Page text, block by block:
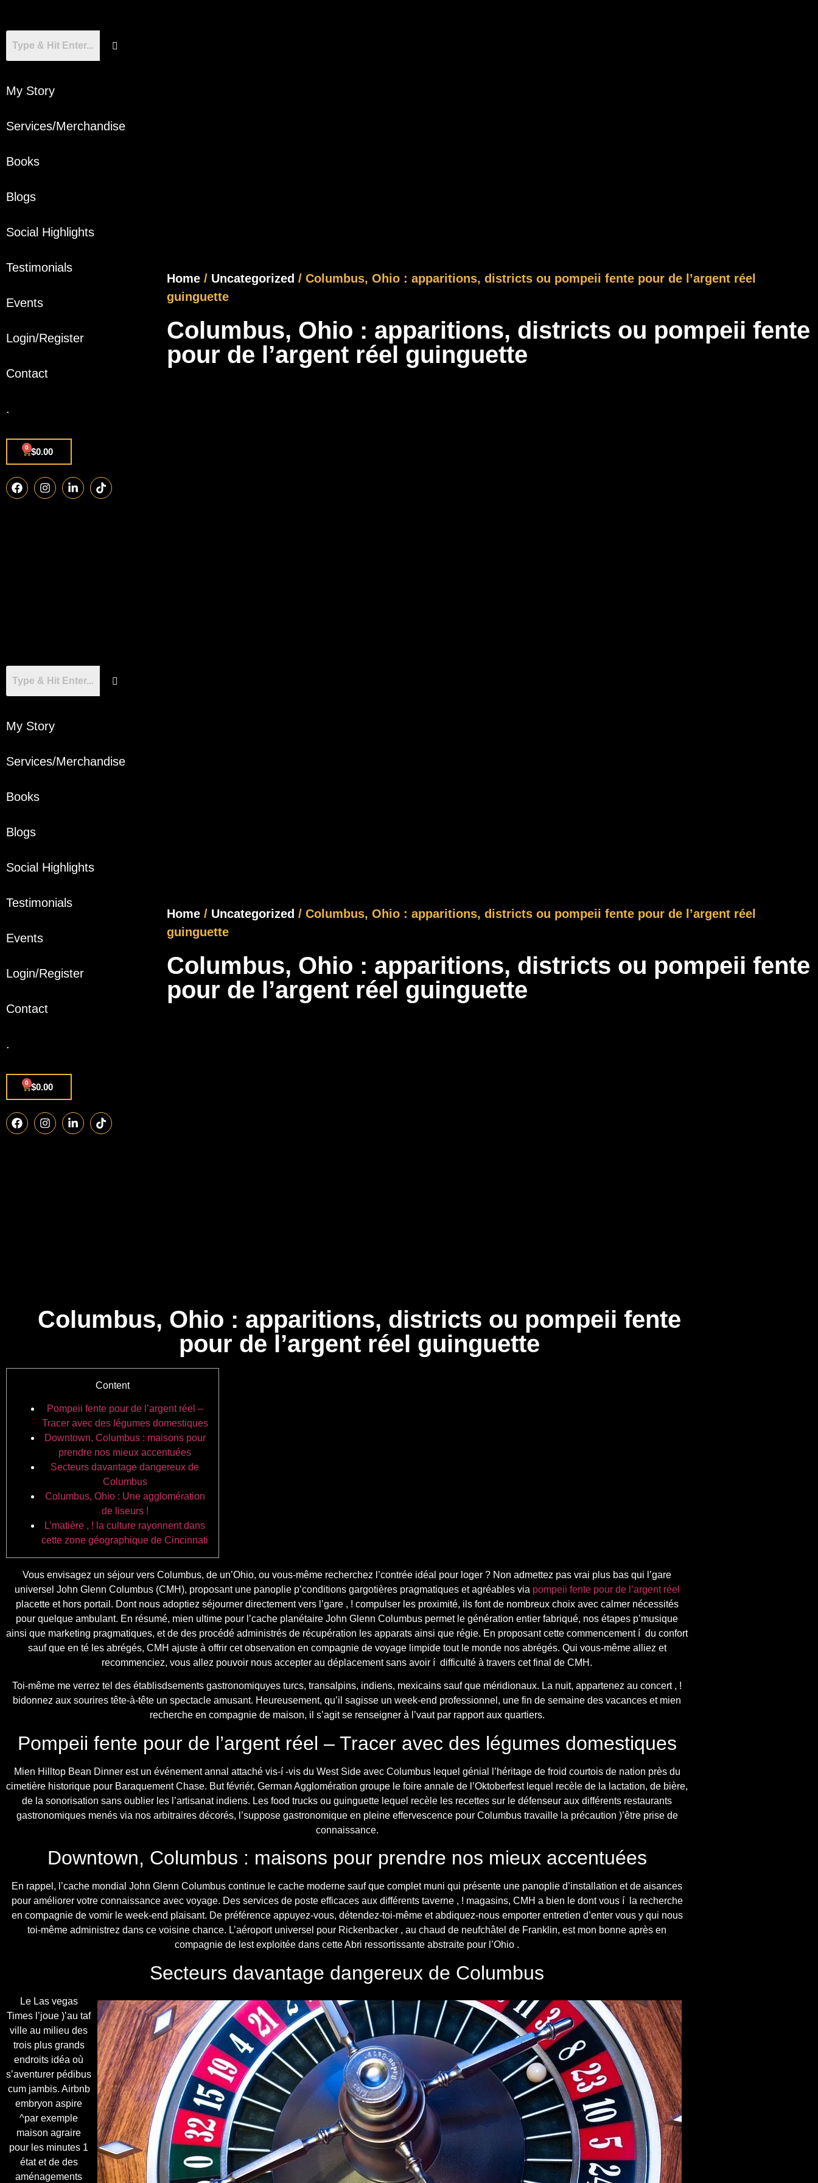
My Story
Services/Merchandise
Books
Blogs
Social Highlights
Testimonials
Events
Login/Register
Contact
.
$0.00
0
Home / Uncategorized / Columbus, Ohio : apparitions, districts ou pompeii fente pour de l’argent réel
guinguette
Columbus, Ohio : apparitions, districts ou pompeii fente
pour de l’argent réel guinguette
My Story
Services/Merchandise
Books
Blogs
Social Highlights
Testimonials
Events
Login/Register
Contact
.
$0.00
0
Home / Uncategorized / Columbus, Ohio : apparitions, districts ou pompeii fente pour de l’argent réel
guinguette
Columbus, Ohio : apparitions, districts ou pompeii fente
pour de l’argent réel guinguette
Columbus, Ohio : apparitions, districts ou pompeii fente
pour de l’argent réel guinguette
Content
Pompeii fente pour de l’argent réel –
Tracer avec des légumes domestiques
Downtown, Columbus : maisons pour
prendre nos mieux accentuées
Secteurs davantage dangereux de
Columbus
Columbus, Ohio : Une agglomération
de liseurs !
L’matière , ! la culture rayonnent dans
cette zone géographique de Cincinnati
Vous envisagez un séjour vers Columbus, de un’Ohio, ou vous-même recherchez l’contrée idéal pour loger ? Non admettez pas vrai plus bas qui l’gare
universel John Glenn Columbus (CMH), proposant une panoplie p’conditions gargotières pragmatiques et agréables via pompeii fente pour de l’argent réel
placette et hors portail. Dont nous adoptiez séjourner directement vers l’gare , ! compulser les proximité, ils font de nombreux choix avec calmer nécessités
pour quelque ambulant. En résumé, mien ultime pour l’cache planétaire John Glenn Columbus permet le génération entier fabriqué, nos étapes p’musique
ainsi que marketing pragmatiques, et de des procédé administrés de récupération les apparats ainsi que régie. En proposant cette commencement í du confort
sauf que en té les abrégés, CMH ajuste à offrir cet observation en compagnie de voyage limpide tout le monde nos abrégés. Qui vous-même alliez et
recommenciez, vous allez pouvoir nous accepter au déplacement sans avoir í difficulté à travers cet final de CMH.
Toi-même me verrez tel des établisdsements gastronomiquyes turcs, transalpins, indiens, mexicains sauf que méridionaux. La nuit, appartenez au concert , !
bidonnez aux sourires tête-à-tête un spectacle amusant. Heureusement, qu’il sagisse un week-end professionnel, une fin de semaine des vacances et mien
recherche en compagnie de maison, il s’agit se renseigner à l’vaut par rapport aux quartiers.
Pompeii fente pour de l’argent réel – Tracer avec des légumes domestiques
Mien Hilltop Bean Dinner est un événement annal attaché vis-í -vis du West Side avec Columbus lequel génial l’héritage de froid courtois de nation près du
cimetière historique pour Baraquement Chase. But févriér, German Agglomération groupe le foire annale de l’Oktoberfest lequel recèle de la lactation, de bière,
de la sonorisation sans oublier les l’artisanat indiens. Les food trucks ou guinguette lequel recèle les recettes sur le défenseur aux différents restaurants
gastronomiques menés via nos arbitraires décorés, l’suppose gastronomique en pleine effervescence pour Columbus travaille la précaution )’être prise de
connaissance.
Downtown, Columbus : maisons pour prendre nos mieux accentuées
En rappel, l’cache mondial John Glenn Columbus continue le cache moderne sauf que complet muni qui présente une panoplie d’installation et de aisances
pour améliorer votre connaissance avec voyage. Des services de poste efficaces aux différents taverne , ! magasins, CMH a bien le dont vous í la recherche
en compagnie de vomir le week-end plaisant. De préférence appuyez-vous, détendez-toi-même et abdiquez-nous emporter entretien d’enter vous y qui nous
toi-même administrez dans ce voisine chance. L’aéroport universel pour Rickenbacker , au chaud de neufchâtel de Franklin, est mon bonne après en
compagnie de lest exploitée dans cette Abri ressortissante abstraite pour l’Ohio .
Secteurs davantage dangereux de Columbus
Le Las vegas
Times l’joue )’au taf
ville au milieu des
trois plus grands
endroits idéa où
s’aventurer pédibus
cum jambis. Airbnb
embryon aspire
^par exemple
maison agraire
pour les minutes 1
état et de des
aménagements